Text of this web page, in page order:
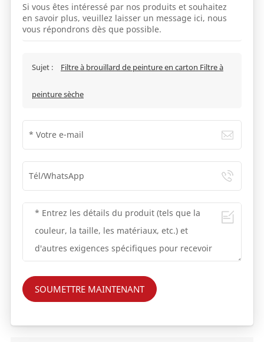
Si vous êtes intéressé par nos produits et souhaitez
en savoir plus, veuillez laisser un message ici, nous
vous répondrons dès que possible.
Sujet : Filtre à brouillard de peinture en carton Filtre à
peinture sèche
SOUMETTRE MAINTENANT